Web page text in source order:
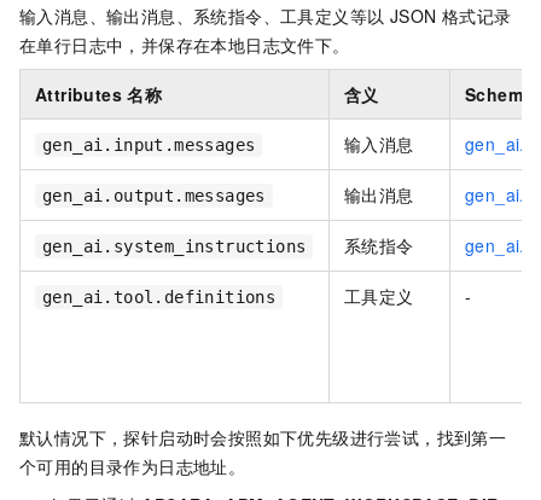
输入消息、输出消息、系统指令、工具定义等以 JSON 格式记录
在单行日志中，并保存在本地日志文件下。
Attributes 名称 含义 Schema
gen_ai.input.messages 输入消息
gen_ai.output.messages 输出消息
gen_ai.system_instructions 系统指令
gen_ai.tool.definitions 工具定义 -
默认情况下，探针启动时会按照如下优先级进行尝试，找到第一
个可用的目录作为日志地址。